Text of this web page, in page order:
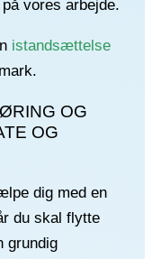
vores arbejde.
istandsættelse
OG
OG
dig med en
du skal flytte
grundig